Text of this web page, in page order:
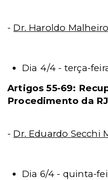
- Dr. Haroldo
Dia 4/4 - terça-
Artigos 55-69:
Procedimento da RJ
- Dr. Eduardo Secchi
Dia 6/4 - quinta-